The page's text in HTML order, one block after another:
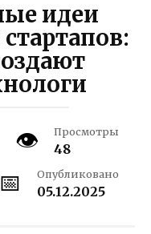
идеи
Просмотры
48
Опубликовано
05.12.2025